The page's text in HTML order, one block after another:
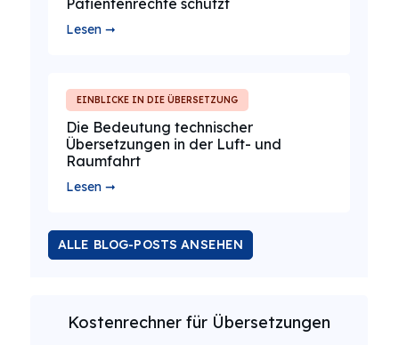
Patientenrechte schützt
Lesen ➞
EINBLICKE IN DIE ÜBERSETZUNG
Die Bedeutung technischer
Übersetzungen in der Luft- und
Raumfahrt
Lesen ➞
ALLE BLOG-POSTS ANSEHEN
Kostenrechner für Übersetzungen